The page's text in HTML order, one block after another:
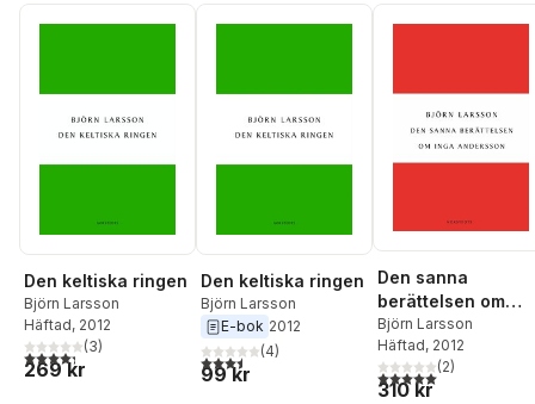
Den keltiska ringen
Björn Larsson
Häftad, 2012
4,3utav 5 stjärnor. Totalt antal röster:
(3)
269 kr
Den keltiska ringen
Björn Larsson
E-bok 2012
3,5utav 5 stjärnor. Totalt antal röster:
(4)
99 kr
Den sanna
berättelsen om
Inga Andersson
Björn Larsson
Häftad, 2012
5,0utav 5 stjärnor.
(2)
310 kr